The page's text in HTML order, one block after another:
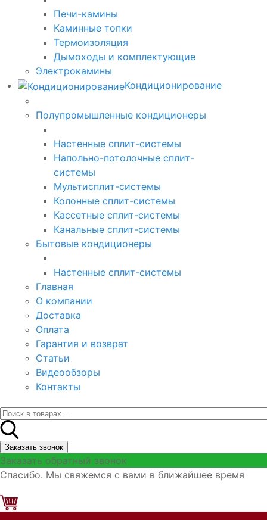
Печи-камины
Каминные топки
Термоизоляция
Дымоходы и комплектующие
Электрокамины
Кондиционирование
Полупромышленные кондиционеры
Настенные сплит-системы
Напольно-потолочные сплит-
системы
Мультисплит-системы
Колонные сплит-системы
Кассетные сплит-системы
Канальные сплит-системы
Бытовые кондиционеры
Настенные сплит-системы
Главная
О компании
Доставка
Оплата
Гарантия и возврат
Статьи
Видеообзоры
Контакты
Заказать звонок
Заказать обратный звонок
Спасибо. Мы свяжемся с вами в ближайшее время